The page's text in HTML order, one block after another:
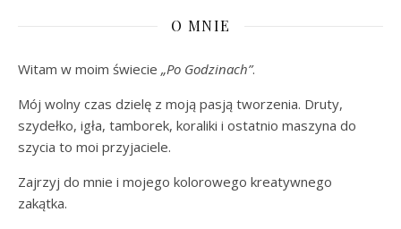
O MNIE
Witam w moim świecie „Po Godzinach”.
Mój wolny czas dzielę z moją pasją tworzenia. Druty,
szydełko, igła, tamborek, koraliki i ostatnio maszyna do
szycia to moi przyjaciele.
Zajrzyj do mnie i mojego kolorowego kreatywnego
zakątka.